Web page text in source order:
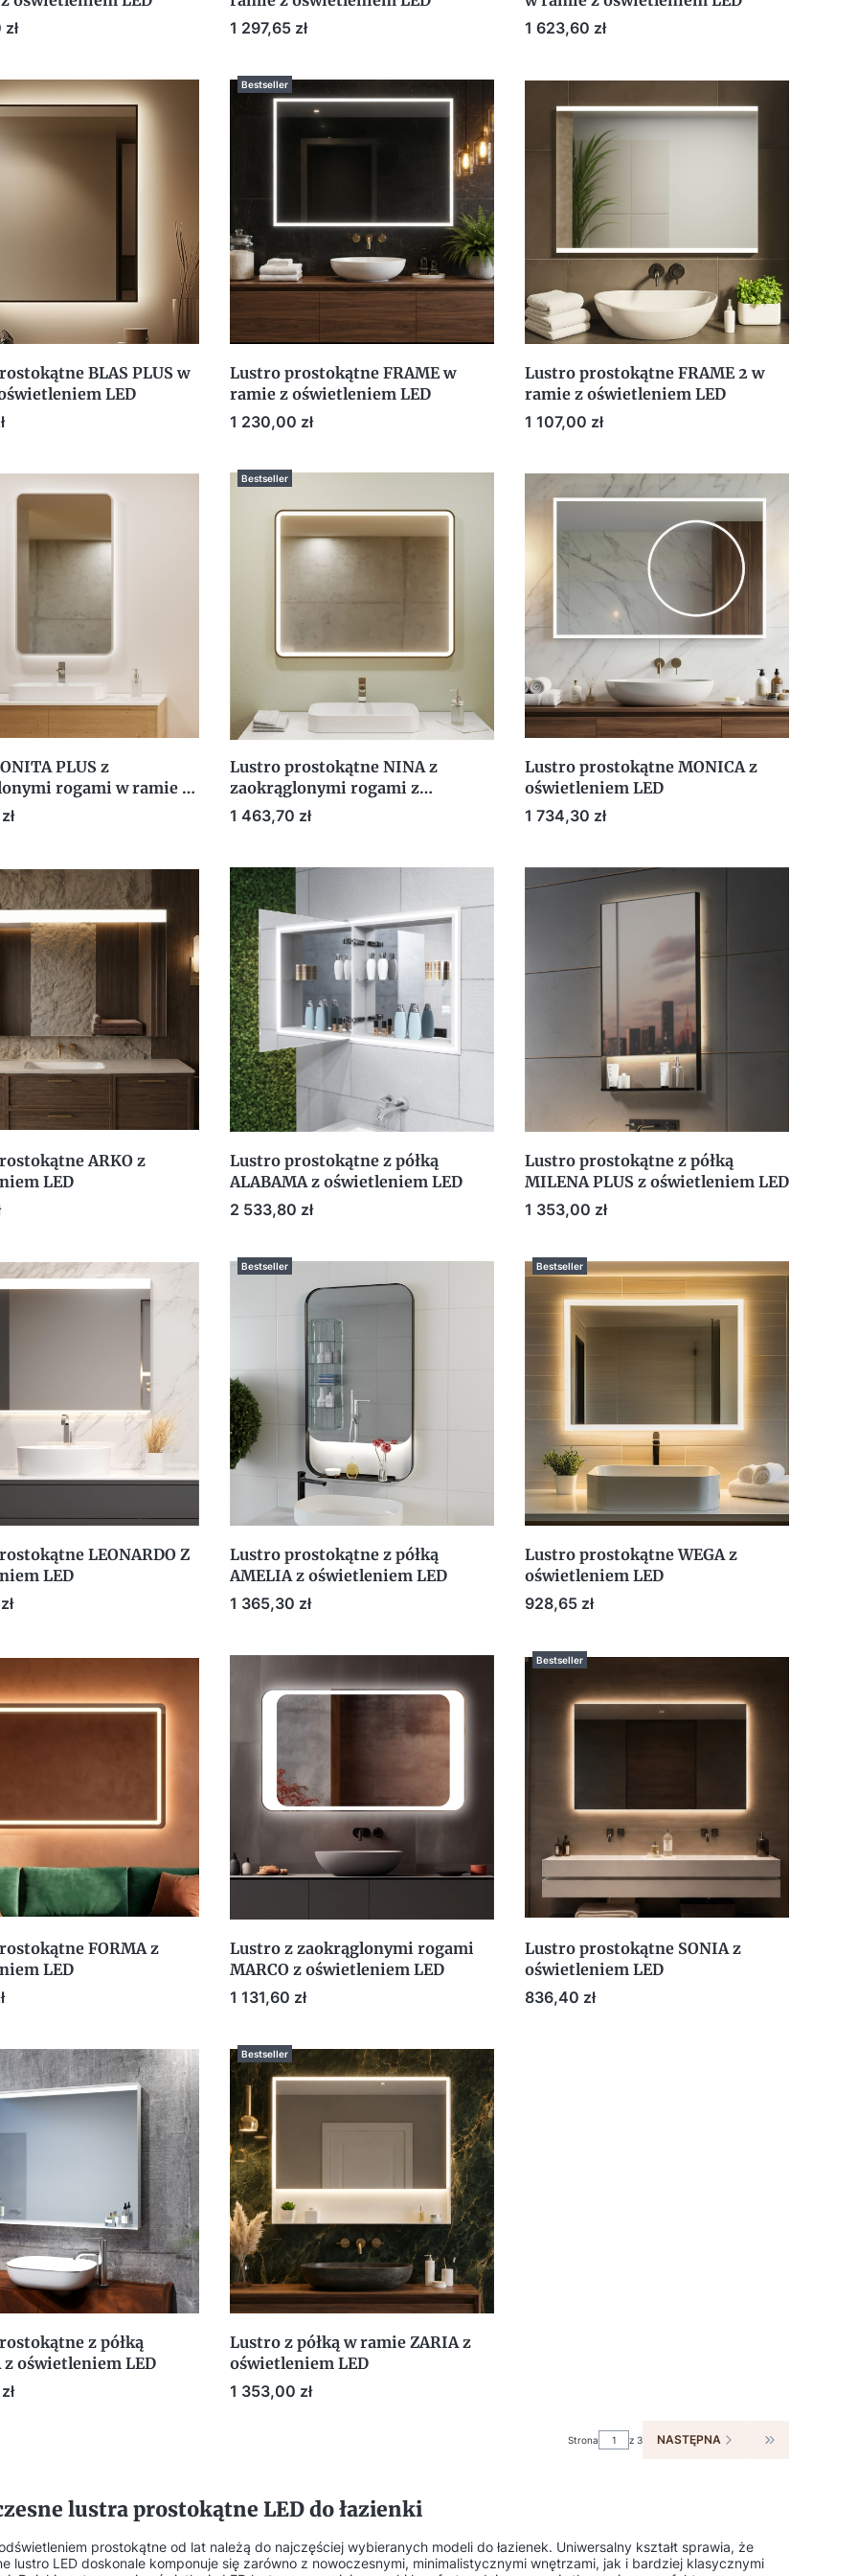
Cena
1 297,65 zł
Cena
1 623,60 zł
BLAS PLUS w
LED
Bestseller
Lustro prostokątne FRAME w
ramie z oświetleniem LED
Cena
1 230,00 zł
Lustro prostokątne FRAME 2 w
ramie z oświetleniem LED
Cena
1 107,00 zł
PLUS z
rogami w ramie z
LED
Bestseller
Lustro prostokątne NINA z
zaokrąglonymi rogami z
oświetleniem LED
Cena
1 463,70 zł
Lustro prostokątne MONICA z
oświetleniem LED
Cena
1 734,30 zł
ARKO z
LED
Lustro prostokątne z półką
ALABAMA z oświetleniem LED
Cena
2 533,80 zł
Lustro prostokątne z półką
MILENA PLUS z oświetleniem LED
Cena
1 353,00 zł
LEONARDO Z
LED
Bestseller
Lustro prostokątne z półką
AMELIA z oświetleniem LED
Cena
1 365,30 zł
Bestseller
Lustro prostokątne WEGA z
oświetleniem LED
Cena
928,65 zł
FORMA z
LED
Lustro z zaokrąglonymi rogami
MARCO z oświetleniem LED
Cena
1 131,60 zł
Bestseller
Lustro prostokątne SONIA z
oświetleniem LED
Cena
836,40 zł
z półką
z oświetleniem LED
Bestseller
Lustro z półką w ramie ZARIA z
oświetleniem LED
Cena
1 353,00 zł
Strona z 3 NASTĘPNA PRZEJDŹ DO
lustra prostokątne LED do łazienki
prostokątne od lat należą do najczęściej wybieranych modeli do łazienek. Uniwersalny kształt sprawia, że
lustro LED doskonale komponuje się zarówno z nowoczesnymi, minimalistycznymi wnętrzami, jak i bardziej klasycznymi